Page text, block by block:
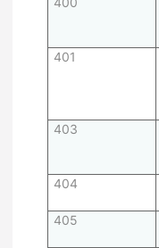
401
403
404
405